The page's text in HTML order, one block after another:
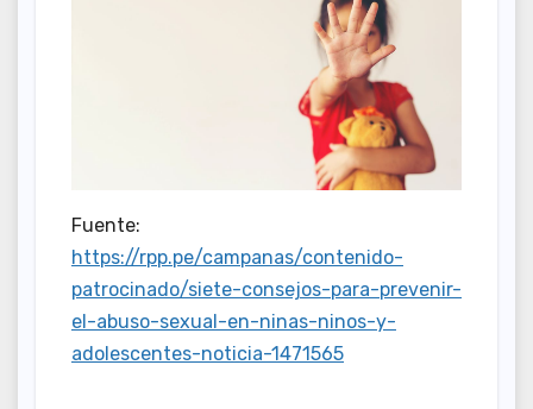
Fuente:
https://rpp.pe/campanas/contenido-
patrocinado/siete-consejos-para-prevenir-
el-abuso-sexual-en-ninas-ninos-y-
adolescentes-noticia-1471565